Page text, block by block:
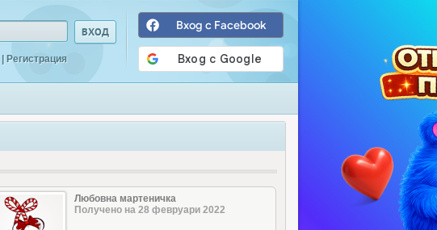
| Регистрация
Вход с Facebook
Любовна мартеничка
Получено на 28 февруари 2022